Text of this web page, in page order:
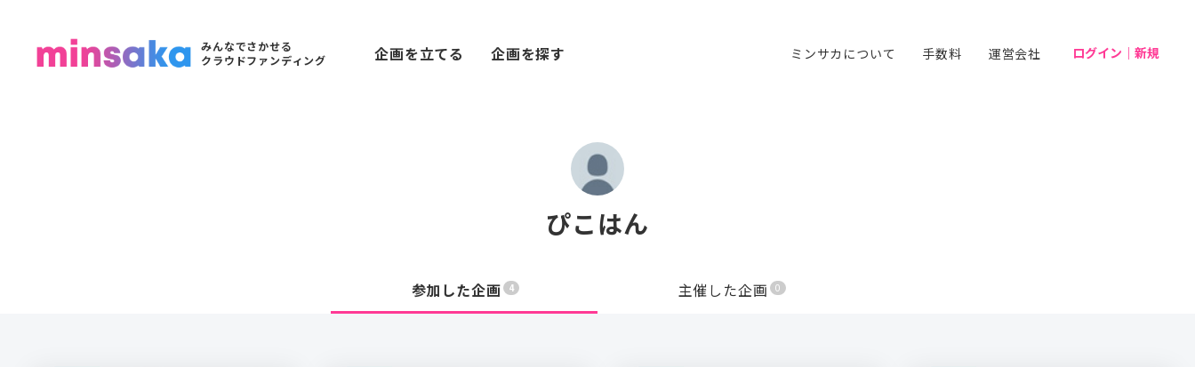
みんなでさかせる
クラウドファンディング
企画を立てる 企画を探す ミンサカについて 手数料 運営会社 ログイン｜新規
ぴこはん
参加した企画 4 主催した企画 0